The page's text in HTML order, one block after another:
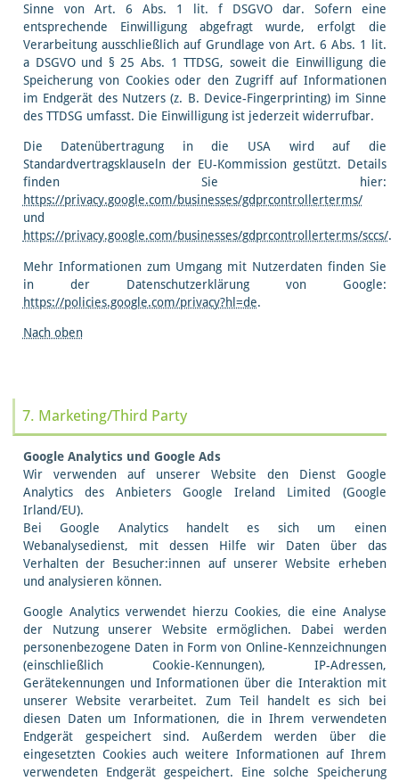
Sinne von Art. 6 Abs. 1 lit. f DSGVO dar. Sofern eine
entsprechende Einwilligung abgefragt wurde, erfolgt die
Verarbeitung ausschließlich auf Grundlage von Art. 6 Abs. 1 lit.
a DSGVO und § 25 Abs. 1 TTDSG, soweit die Einwilligung die
Speicherung von Cookies oder den Zugriff auf Informationen
im Endgerät des Nutzers (z. B. Device-Fingerprinting) im Sinne
des TTDSG umfasst. Die Einwilligung ist jederzeit widerrufbar.
Die Datenübertragung in die USA wird auf die
Standardvertragsklauseln der EU-Kommission gestützt. Details
finden Sie hier:
https://privacy.google.com/businesses/gdprcontrollerterms/
und
https://privacy.google.com/businesses/gdprcontrollerterms/sccs/.
Mehr Informationen zum Umgang mit Nutzerdaten finden Sie
in der Datenschutzerklärung von Google:
https://policies.google.com/privacy?hl=de.
Nach oben
7. Marketing/Third Party
Google Analytics und Google Ads
Wir verwenden auf unserer Website den Dienst Google
Analytics des Anbieters Google Ireland Limited (Google
Irland/EU).
Bei Google Analytics handelt es sich um einen
Webanalysedienst, mit dessen Hilfe wir Daten über das
Verhalten der Besucher:innen auf unserer Website erheben
und analysieren können.
Google Analytics verwendet hierzu Cookies, die eine Analyse
der Nutzung unserer Website ermöglichen. Dabei werden
personenbezogene Daten in Form von Online-Kennzeichnungen
(einschließlich Cookie-Kennungen), IP-Adressen,
Gerätekennungen und Informationen über die Interaktion mit
unserer Website verarbeitet. Zum Teil handelt es sich bei
diesen Daten um Informationen, die in Ihrem verwendeten
Endgerät gespeichert sind. Außerdem werden über die
eingesetzten Cookies auch weitere Informationen auf Ihrem
verwendeten Endgerät gespeichert. Eine solche Speicherung